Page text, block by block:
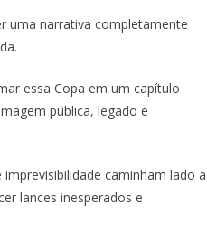
uma narrativa completamente
essa Copa em um capítulo
pública, legado e
caminham lado a
lances inesperados e